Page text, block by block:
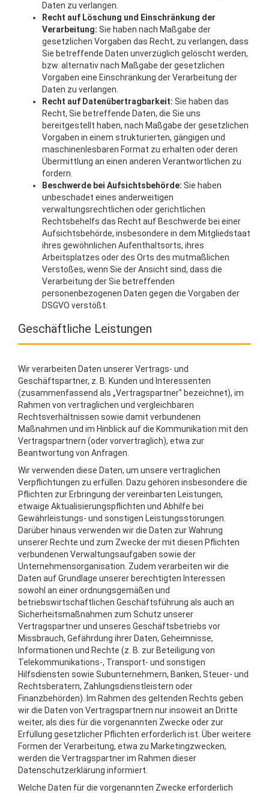
Daten zu verlangen.
Recht auf Löschung und Einschränkung der
Verarbeitung: Sie haben nach Maßgabe der
gesetzlichen Vorgaben das Recht, zu verlangen, dass
Sie betreffende Daten unverzüglich gelöscht werden,
bzw. alternativ nach Maßgabe der gesetzlichen
Vorgaben eine Einschränkung der Verarbeitung der
Daten zu verlangen.
Recht auf Datenübertragbarkeit: Sie haben das
Recht, Sie betreffende Daten, die Sie uns
bereitgestellt haben, nach Maßgabe der gesetzlichen
Vorgaben in einem strukturierten, gängigen und
maschinenlesbaren Format zu erhalten oder deren
Übermittlung an einen anderen Verantwortlichen zu
fordern.
Beschwerde bei Aufsichtsbehörde: Sie haben
unbeschadet eines anderweitigen
verwaltungsrechtlichen oder gerichtlichen
Rechtsbehelfs das Recht auf Beschwerde bei einer
Aufsichtsbehörde, insbesondere in dem Mitgliedstaat
ihres gewöhnlichen Aufenthaltsorts, ihres
Arbeitsplatzes oder des Orts des mutmaßlichen
Verstoßes, wenn Sie der Ansicht sind, dass die
Verarbeitung der Sie betreffenden
personenbezogenen Daten gegen die Vorgaben der
DSGVO verstößt.
Geschäftliche Leistungen
Wir verarbeiten Daten unserer Vertrags- und
Geschäftspartner, z. B. Kunden und Interessenten
(zusammenfassend als „Vertragspartner" bezeichnet), im
Rahmen von vertraglichen und vergleichbaren
Rechtsverhältnissen sowie damit verbundenen
Maßnahmen und im Hinblick auf die Kommunikation mit den
Vertragspartnern (oder vorvertraglich), etwa zur
Beantwortung von Anfragen.
Wir verwenden diese Daten, um unsere vertraglichen
Verpflichtungen zu erfüllen. Dazu gehören insbesondere die
Pflichten zur Erbringung der vereinbarten Leistungen,
etwaige Aktualisierungspflichten und Abhilfe bei
Gewährleistungs- und sonstigen Leistungsstörungen.
Darüber hinaus verwenden wir die Daten zur Wahrung
unserer Rechte und zum Zwecke der mit diesen Pflichten
verbundenen Verwaltungsaufgaben sowie der
Unternehmensorganisation. Zudem verarbeiten wir die
Daten auf Grundlage unserer berechtigten Interessen
sowohl an einer ordnungsgemäßen und
betriebswirtschaftlichen Geschäftsführung als auch an
Sicherheitsmaßnahmen zum Schutz unserer
Vertragspartner und unseres Geschäftsbetriebs vor
Missbrauch, Gefährdung ihrer Daten, Geheimnisse,
Informationen und Rechte (z. B. zur Beteiligung von
Telekommunikations-, Transport- und sonstigen
Hilfsdiensten sowie Subunternehmern, Banken, Steuer- und
Rechtsberatern, Zahlungsdienstleistern oder
Finanzbehörden). Im Rahmen des geltenden Rechts geben
wir die Daten von Vertragspartnern nur insoweit an Dritte
weiter, als dies für die vorgenannten Zwecke oder zur
Erfüllung gesetzlicher Pflichten erforderlich ist. Über weitere
Formen der Verarbeitung, etwa zu Marketingzwecken,
werden die Vertragspartner im Rahmen dieser
Datenschutzerklärung informiert.
Welche Daten für die vorgenannten Zwecke erforderlich